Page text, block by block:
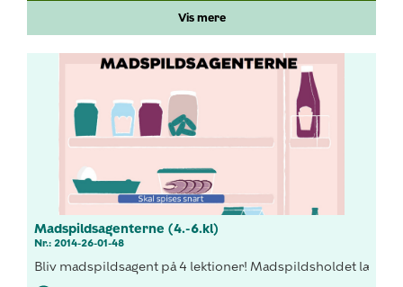
Vis mere
Madspildsagenterne (4.-6.kl)
Nr.: 2014-26-01-48
Bliv madspildsagent på 4 lektioner! Madspildsholdet lærer